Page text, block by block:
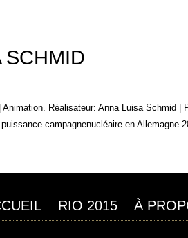
SCHMID
Réalisateur: Anna Luisa Schmid
campagnenucléaire en Allemagne
RIO 2015 À